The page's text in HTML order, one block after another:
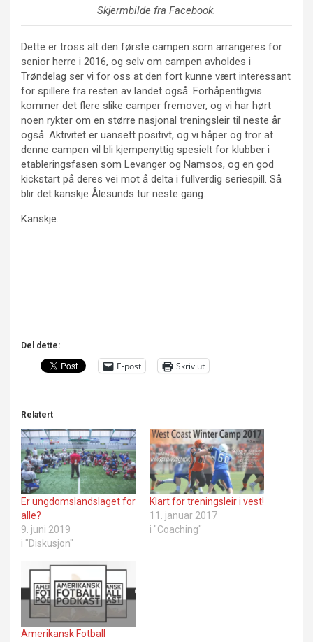
Skjermbilde fra Facebook.
Dette er tross alt den første campen som arrangeres for
senior herre i 2016, og selv om campen avholdes i
Trøndelag ser vi for oss at den fort kunne vært interessant
for spillere fra resten av landet også. Forhåpentligvis
kommer det flere slike camper fremover, og vi har hørt
noen rykter om en større nasjonal treningsleir til neste år
også. Aktivitet er uansett positivt, og vi håper og tror at
denne campen vil bli kjempenyttig spesielt for klubber i
etableringsfasen som Levanger og Namsos, og en god
kickstart på deres vei mot å delta i fullverdig seriespill. Så
blir det kanskje Ålesunds tur neste gang.
Kanskje.
Del dette:
E-post Skriv ut
Relatert
Er ungdomslandslaget for
alle?
9. juni 2019
i "Diskusjon"
Klart for treningsleir i vest!
11. januar 2017
i "Coaching"
Amerikansk Fotball